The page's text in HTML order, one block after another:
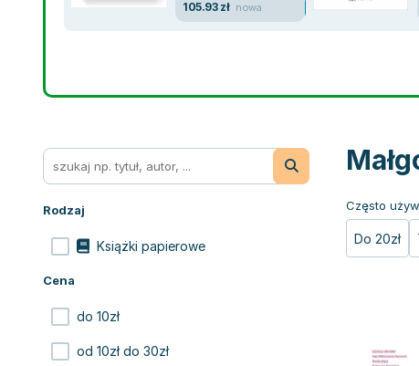
105.93 zł nowa
Rodzaj
Książki papierowe
Cena
do 10zł
od 10zł do 30zł
Często
Do 20zł